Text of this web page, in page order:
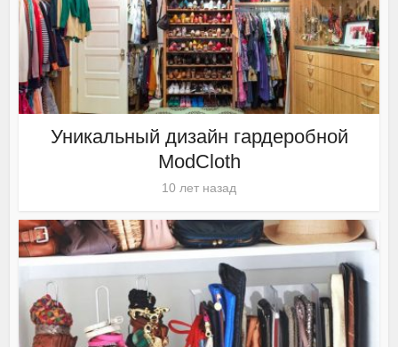
Уникальный дизайн гардеробной
ModCloth
10 лет назад